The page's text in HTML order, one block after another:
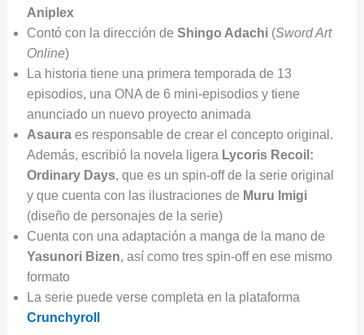
Aniplex
Contó con la dirección de Shingo Adachi(Sword Art
Online)
La historia tiene una primera temporada de 13
episodios, una ONA de 6 mini-episodios y tiene
anunciado un nuevo proyecto animada
Asauraes responsable de crear el concepto original.
Además, escribió la novela ligera Lycoris Recoil:
Ordinary Days, que es un spin-off de la serie original
y que cuenta con las ilustraciones de Muru Imigi
(diseño de personajes de la serie)
Cuenta con una adaptación a manga de la mano de
Yasunori Bizen, así como tres spin-off en ese mismo
formato
La serie puede verse completa en la plataforma
Crunchyroll